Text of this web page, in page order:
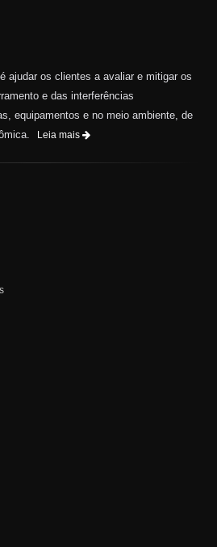
ajudar os clientes a avaliar e mitigar os
e das interferências
equipamentos e no meio ambiente, de
Leia mais